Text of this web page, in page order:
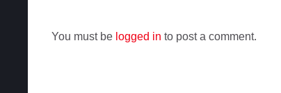
You must be logged in to post a comment.